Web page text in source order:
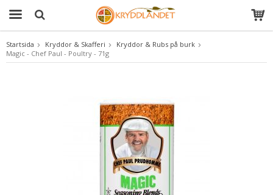
Produkten har blivit tillagd i varukorgen
Startsida Kryddor & Skafferi
Kryddor & Rubs på burk
Magic - Chef Paul - Poultry - 71g